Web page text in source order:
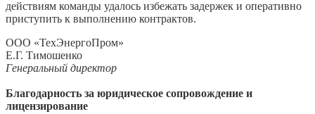
действиям команды удалось избежать задержек и оперативно
приступить к выполнению контрактов.
ООО «ТехЭнергоПром»
Е.Г. Тимошенко
Генеральный директор
Благодарность за юридическое сопровождение и
лицензирование